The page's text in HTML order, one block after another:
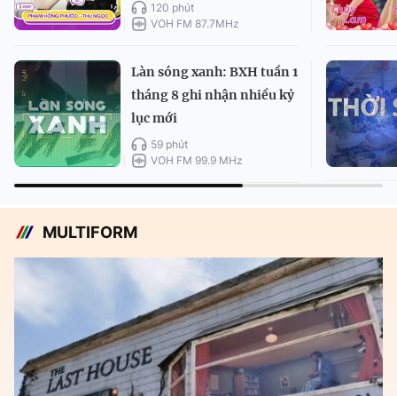
120 phút
VOH FM 87.7MHz
Làn sóng xanh: BXH tuần 1
tháng 8 ghi nhận nhiều kỷ
lục mới
59 phút
VOH FM 99.9 MHz
MULTIFORM